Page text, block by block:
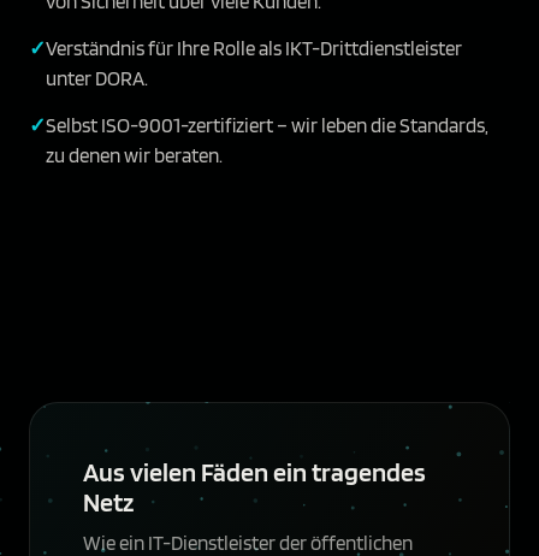
Verständnis für Ihre Rolle als IKT-Drittdienstleister
unter DORA.
Selbst ISO-9001-zertifiziert – wir leben die Standards,
zu denen wir beraten.
Aus vielen Fäden ein tragendes
Netz
Wie ein IT-Dienstleister der öffentlichen